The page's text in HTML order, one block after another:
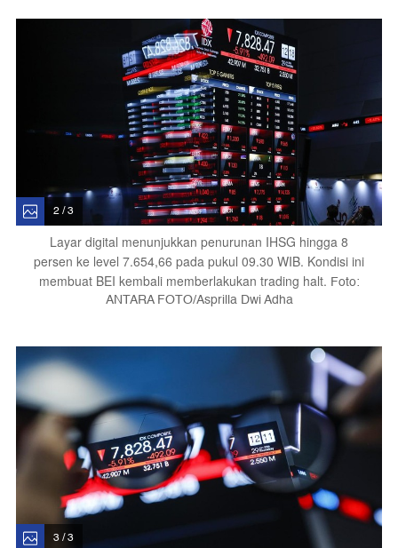
2 / 3
Layar digital menunjukkan penurunan IHSG hingga 8
persen ke level 7.654,66 pada pukul 09.30 WIB. Kondisi ini
membuat BEI kembali memberlakukan trading halt. Foto:
ANTARA FOTO/Asprilla Dwi Adha
3 / 3